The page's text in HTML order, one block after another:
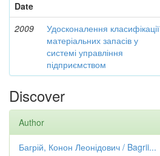
Date
2009
Удосконалення класифікації
матеріальних запасів у
системі управління
підприємством
Discover
Author
Багрій, Конон Леонідович / Bagrii...